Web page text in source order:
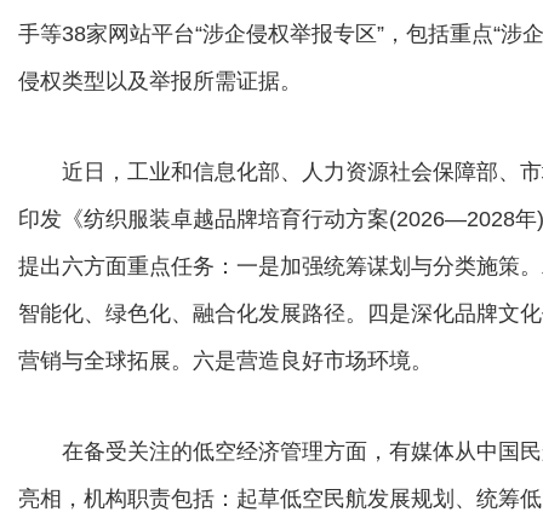
手等38家网站平台“涉企侵权举报专区”，包括重点“涉
侵权类型以及举报所需证据。
近日，工业和信息化部、人力资源社会保障部、市
印发《纺织服装卓越品牌培育行动方案(2026—2028
提出六方面重点任务：一是加强统筹谋划与分类施策
智能化、绿色化、融合化发展路径。四是深化品牌文
营销与全球拓展。六是营造良好市场环境。
在备受关注的低空经济管理方面，有媒体从中国民
亮相，机构职责包括：起草低空民航发展规划、统筹